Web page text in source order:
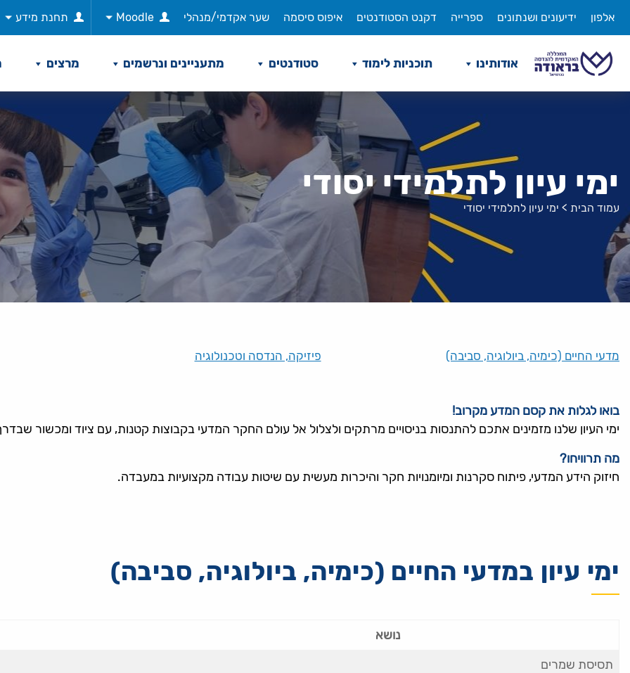
לתוכן
אלפון ידיעונים ושנתונים ספרייה דקנט הסטודנטים איפוס סיסמה שער אקדמי/מנהלי Moodle תחנת מידע
אודותינו תוכניות לימוד סטודנטים מתעניינים ונרשמים מרצים
ימי עיון לתלמידי יסודי
עמוד הבית > ימי עיון לתלמידי יסודי
מדעי החיים (כימיה, ביולוגיה, סביבה) פיזיקה, הנדסה וטכנולוגיה
בואו לגלות את קסם המדע מקרוב!
ימי העיון שלנו מזמינים אתכם להתנסות בניסויים מרתקים ולצלול אל עולם החקר המדעי בקבוצות קטנות, עם ציוד ומכשור
מה תרוויחו?
חיזוק הידע המדעי, פיתוח סקרנות ומיומנויות חקר והיכרות מעשית עם שיטות עבודה מקצועיות במעבדה.
ימי עיון במדעי החיים (כימיה, ביולוגיה, סביבה)
נושא
תסיסת שמרים